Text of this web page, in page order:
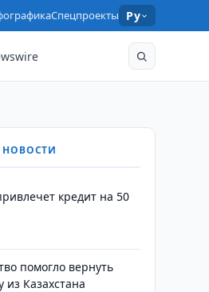
Спецпроекты Ру
кредит на 50
помогло вернуть
из Казахстана